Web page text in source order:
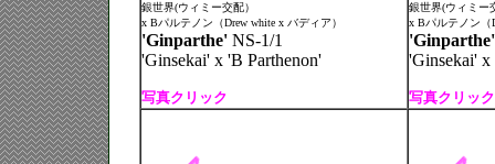
銀世界(ウィミー交配）
x Bパルテノン（Drew white x バディア）
'Ginparthe'NS-1/1
'Ginsekai' x 'B Parthenon'
写真クリック
銀世界(ウィミー
x Bパルテノン（
'Ginparthe'
'Ginsekai' x
写真クリック